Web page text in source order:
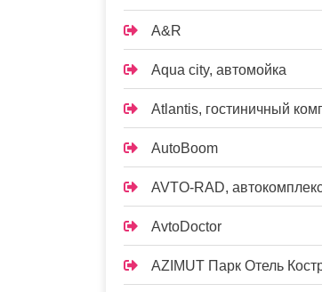
A&R
Aqua city, автомойка
Atlantis, гостиничный
AutoBoom
AVTO-RAD,
AvtoDoctor
AZIMUT Парк Отель